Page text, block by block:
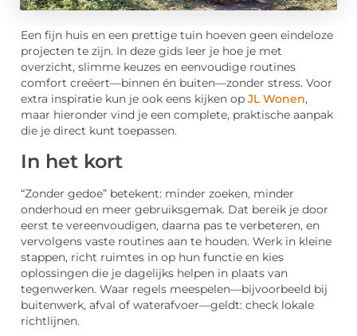
Een fijn huis en een prettige tuin hoeven geen eindeloze
projecten te zijn. In deze gids leer je hoe je met
overzicht, slimme keuzes en eenvoudige routines
comfort creëert—binnen én buiten—zonder stress. Voor
extra inspiratie kun je ook eens kijken op JL Wonen,
maar hieronder vind je een complete, praktische aanpak
die je direct kunt toepassen.
In het kort
“Zonder gedoe” betekent: minder zoeken, minder
onderhoud en meer gebruiksgemak. Dat bereik je door
eerst te vereenvoudigen, daarna pas te verbeteren, en
vervolgens vaste routines aan te houden. Werk in kleine
stappen, richt ruimtes in op hun functie en kies
oplossingen die je dagelijks helpen in plaats van
tegenwerken. Waar regels meespelen—bijvoorbeeld bij
buitenwerk, afval of waterafvoer—geldt: check lokale
richtlijnen.